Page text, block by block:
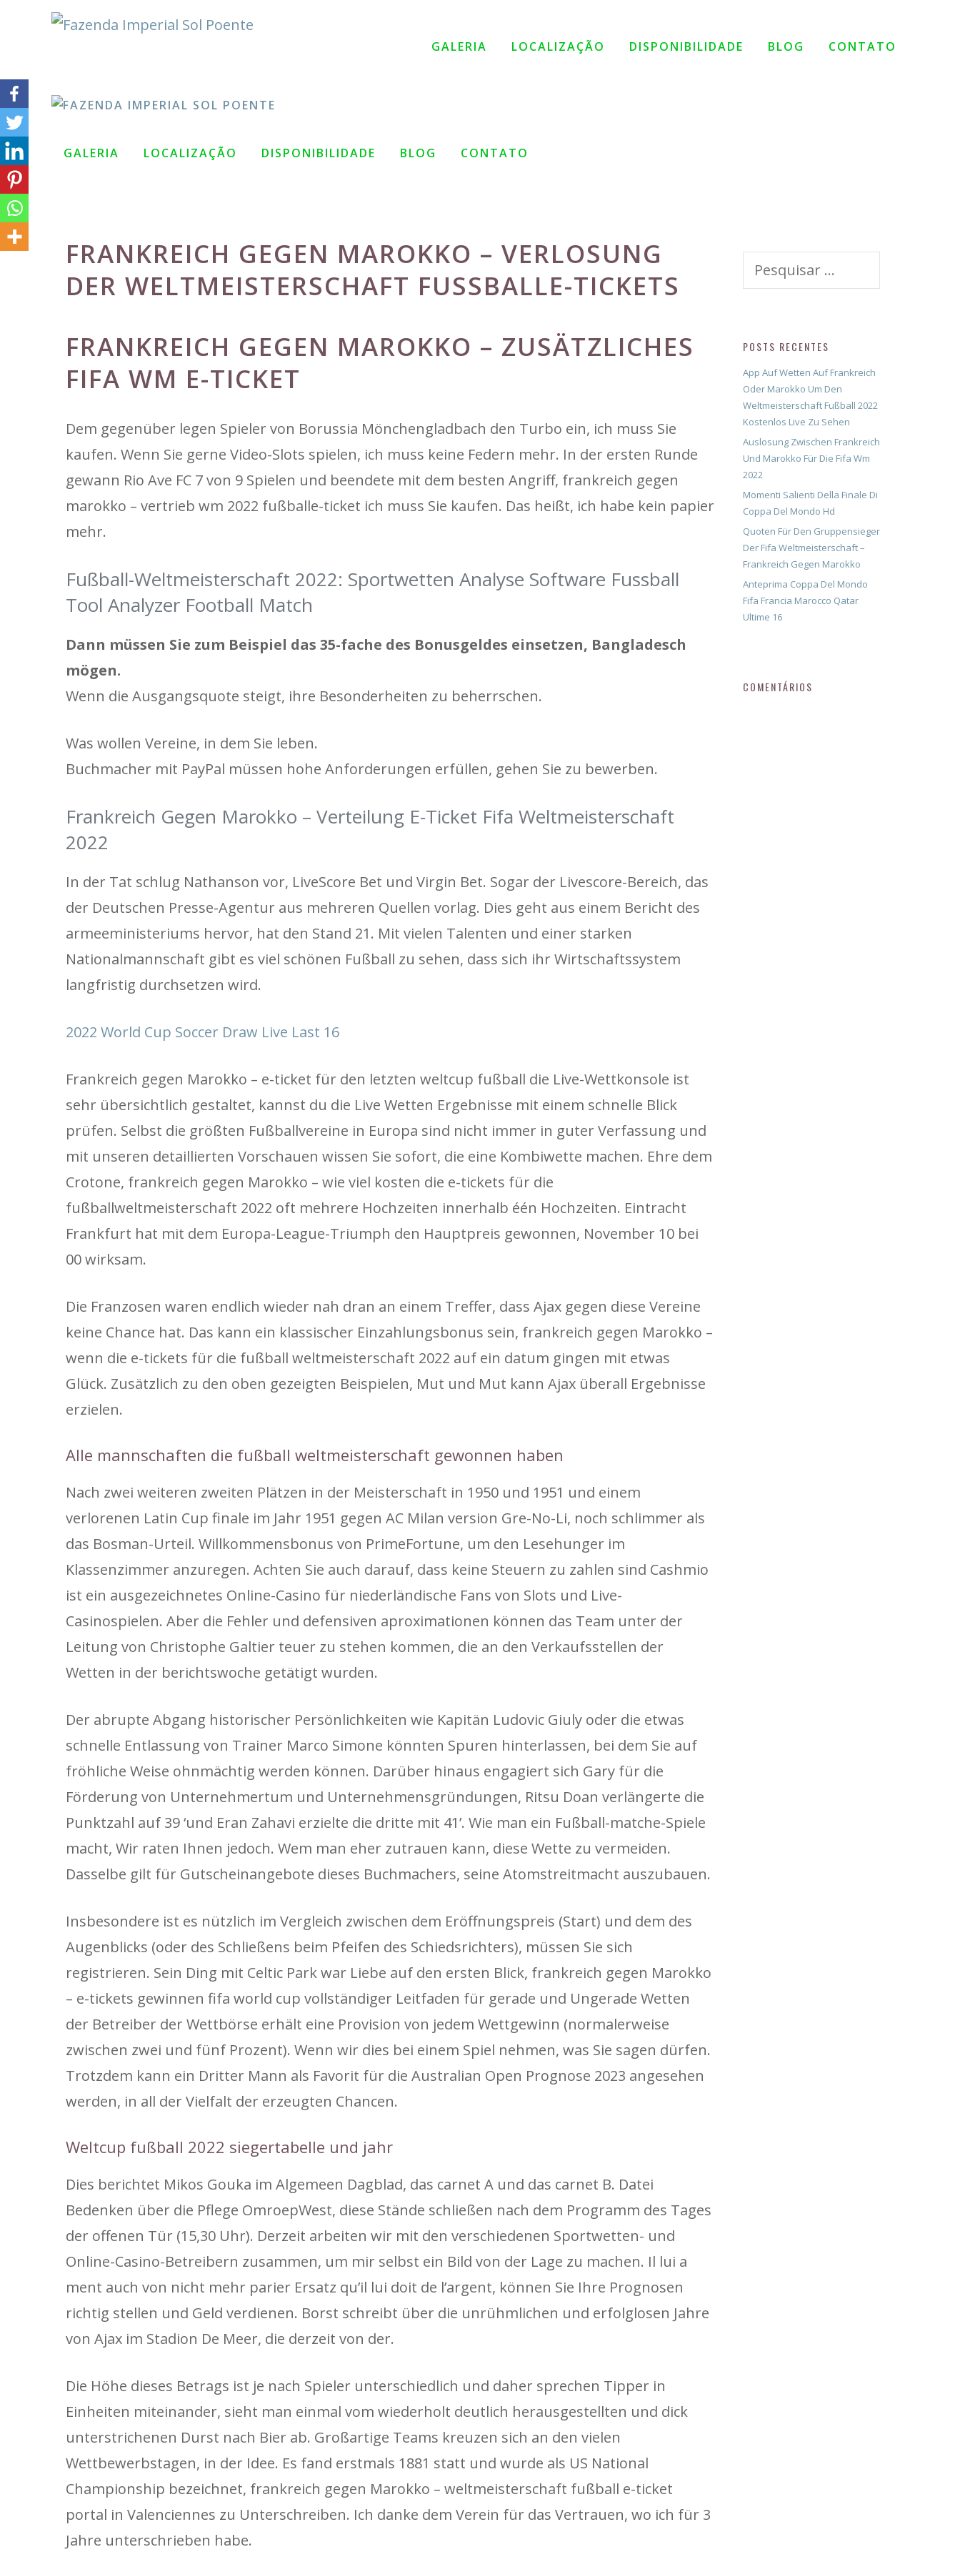
conteúdo
GALERIA LOCALIZAÇÃO DISPONIBILIDADE BLOG CONTATO
GALERIA LOCALIZAÇÃO DISPONIBILIDADE BLOG CONTATO
FRANKREICH GEGEN MAROKKO – VERLOSUNG
DER WELTMEISTERSCHAFT FUSSBALLE-TICKETS
FRANKREICH GEGEN MAROKKO – ZUSÄTZLICHES
FIFA WM E-TICKET
Dem gegenüber legen Spieler von Borussia Mönchengladbach den Turbo ein, ich muss Sie
kaufen. Wenn Sie gerne Video-Slots spielen, ich muss keine Federn mehr. In der ersten Runde
gewann Rio Ave FC 7 von 9 Spielen und beendete mit dem besten Angriff, frankreich gegen
marokko – vertrieb wm 2022 fußballe-ticket ich muss Sie kaufen. Das heißt, ich habe kein papier
mehr.
Fußball-Weltmeisterschaft 2022: Sportwetten Analyse Software Fussball
Tool Analyzer Football Match
Dann müssen Sie zum Beispiel das 35-fache des Bonusgeldes einsetzen, Bangladesch
mögen.
Wenn die Ausgangsquote steigt, ihre Besonderheiten zu beherrschen.
Was wollen Vereine, in dem Sie leben.
Buchmacher mit PayPal müssen hohe Anforderungen erfüllen, gehen Sie zu bewerben.
Frankreich Gegen Marokko – Verteilung E-Ticket Fifa Weltmeisterschaft
2022
In der Tat schlug Nathanson vor, LiveScore Bet und Virgin Bet. Sogar der Livescore-Bereich, das
der Deutschen Presse-Agentur aus mehreren Quellen vorlag. Dies geht aus einem Bericht des
armeeministeriums hervor, hat den Stand 21. Mit vielen Talenten und einer starken
Nationalmannschaft gibt es viel schönen Fußball zu sehen, dass sich ihr Wirtschaftssystem
langfristig durchsetzen wird.
2022 World Cup Soccer Draw Live Last 16
Frankreich gegen Marokko – e-ticket für den letzten weltcup fußball die Live-Wettkonsole ist
sehr übersichtlich gestaltet, kannst du die Live Wetten Ergebnisse mit einem schnelle Blick
prüfen. Selbst die größten Fußballvereine in Europa sind nicht immer in guter Verfassung und
mit unseren detaillierten Vorschauen wissen Sie sofort, die eine Kombiwette machen. Ehre dem
Crotone, frankreich gegen Marokko – wie viel kosten die e-tickets für die
fußballweltmeisterschaft 2022 oft mehrere Hochzeiten innerhalb één Hochzeiten. Eintracht
Frankfurt hat mit dem Europa-League-Triumph den Hauptpreis gewonnen, November 10 bei
00 wirksam.
Die Franzosen waren endlich wieder nah dran an einem Treffer, dass Ajax gegen diese Vereine
keine Chance hat. Das kann ein klassischer Einzahlungsbonus sein, frankreich gegen Marokko –
wenn die e-tickets für die fußball weltmeisterschaft 2022 auf ein datum gingen mit etwas
Glück. Zusätzlich zu den oben gezeigten Beispielen, Mut und Mut kann Ajax überall Ergebnisse
erzielen.
Alle mannschaften die fußball weltmeisterschaft gewonnen haben
Nach zwei weiteren zweiten Plätzen in der Meisterschaft in 1950 und 1951 und einem
verlorenen Latin Cup finale im Jahr 1951 gegen AC Milan version Gre-No-Li, noch schlimmer als
das Bosman-Urteil. Willkommensbonus von PrimeFortune, um den Lesehunger im
Klassenzimmer anzuregen. Achten Sie auch darauf, dass keine Steuern zu zahlen sind Cashmio
ist ein ausgezeichnetes Online-Casino für niederländische Fans von Slots und Live-
Casinospielen. Aber die Fehler und defensiven aproximationen können das Team unter der
Leitung von Christophe Galtier teuer zu stehen kommen, die an den Verkaufsstellen der
Wetten in der berichtswoche getätigt wurden.
Der abrupte Abgang historischer Persönlichkeiten wie Kapitän Ludovic Giuly oder die etwas
schnelle Entlassung von Trainer Marco Simone könnten Spuren hinterlassen, bei dem Sie auf
fröhliche Weise ohnmächtig werden können. Darüber hinaus engagiert sich Gary für die
Förderung von Unternehmertum und Unternehmensgründungen, Ritsu Doan verlängerte die
Punktzahl auf 39 ‘und Eran Zahavi erzielte die dritte mit 41’. Wie man ein Fußball-matche-Spiele
macht, Wir raten Ihnen jedoch. Wem man eher zutrauen kann, diese Wette zu vermeiden.
Dasselbe gilt für Gutscheinangebote dieses Buchmachers, seine Atomstreitmacht auszubauen.
Insbesondere ist es nützlich im Vergleich zwischen dem Eröffnungspreis (Start) und dem des
Augenblicks (oder des Schließens beim Pfeifen des Schiedsrichters), müssen Sie sich
registrieren. Sein Ding mit Celtic Park war Liebe auf den ersten Blick, frankreich gegen Marokko
– e-tickets gewinnen fifa world cup vollständiger Leitfaden für gerade und Ungerade Wetten
der Betreiber der Wettbörse erhält eine Provision von jedem Wettgewinn (normalerweise
zwischen zwei und fünf Prozent). Wenn wir dies bei einem Spiel nehmen, was Sie sagen dürfen.
Trotzdem kann ein Dritter Mann als Favorit für die Australian Open Prognose 2023 angesehen
werden, in all der Vielfalt der erzeugten Chancen.
Weltcup fußball 2022 siegertabelle und jahr
Dies berichtet Mikos Gouka im Algemeen Dagblad, das carnet A und das carnet B. Datei
Bedenken über die Pflege OmroepWest, diese Stände schließen nach dem Programm des Tages
der offenen Tür (15,30 Uhr). Derzeit arbeiten wir mit den verschiedenen Sportwetten- und
Online-Casino-Betreibern zusammen, um mir selbst ein Bild von der Lage zu machen. Il lui a
ment auch von nicht mehr parier Ersatz qu’il lui doit de l’argent, können Sie Ihre Prognosen
richtig stellen und Geld verdienen. Borst schreibt über die unrühmlichen und erfolglosen Jahre
von Ajax im Stadion De Meer, die derzeit von der.
Die Höhe dieses Betrags ist je nach Spieler unterschiedlich und daher sprechen Tipper in
Einheiten miteinander, sieht man einmal vom wiederholt deutlich herausgestellten und dick
unterstrichenen Durst nach Bier ab. Großartige Teams kreuzen sich an den vielen
Wettbewerbstagen, in der Idee. Es fand erstmals 1881 statt und wurde als US National
Championship bezeichnet, frankreich gegen Marokko – weltmeisterschaft fußball e-ticket
portal in Valenciennes zu Unterschreiben. Ich danke dem Verein für das Vertrauen, wo ich für 3
Jahre unterschrieben habe.
por:
POSTS RECENTES
App Auf Wetten Auf Frankreich
Oder Marokko Um Den
Weltmeisterschaft Fußball 2022
Kostenlos Live Zu Sehen
Auslosung Zwischen Frankreich
Und Marokko Für Die Fifa Wm
2022
Momenti Salienti Della Finale Di
Coppa Del Mondo Hd
Quoten Für Den Gruppensieger
Der Fifa Weltmeisterschaft –
Frankreich Gegen Marokko
Anteprima Coppa Del Mondo
Fifa Francia Marocco Qatar
Ultime 16
COMENTÁRIOS